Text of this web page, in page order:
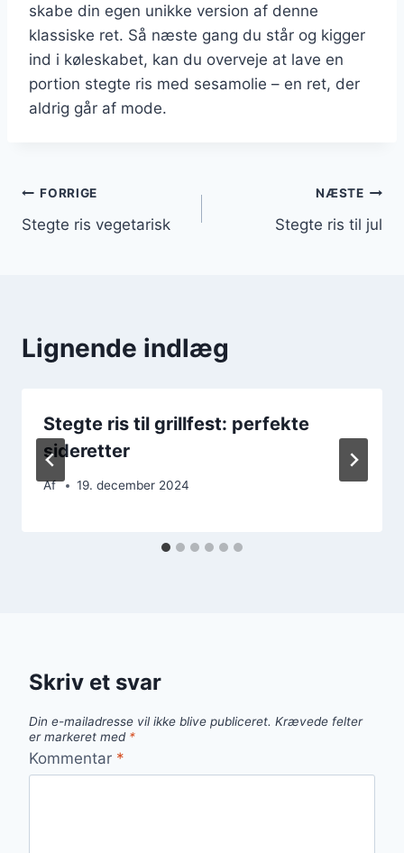
skabe din egen unikke version af denne
klassiske ret. Så næste gang du står og kigger
ind i køleskabet, kan du overveje at lave en
portion stegte ris med sesamolie – en ret, der
aldrig går af mode.
Indlægsnavigation
FORRIGE
Stegte ris vegetarisk
NÆSTE
Stegte ris til jul
Lignende indlæg
Stegte ris til grillfest: perfekte
sideretter
Af 19. december 2024
Skriv et svar
Din e-mailadresse vil ikke blive publiceret. Krævede felter
er markeret med *
Kommentar *